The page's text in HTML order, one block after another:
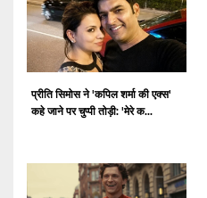
प्रीति सिमोस ने 'कपिल शर्मा की एक्स'
कहे जाने पर चुप्पी तोड़ी: 'मेरे क...